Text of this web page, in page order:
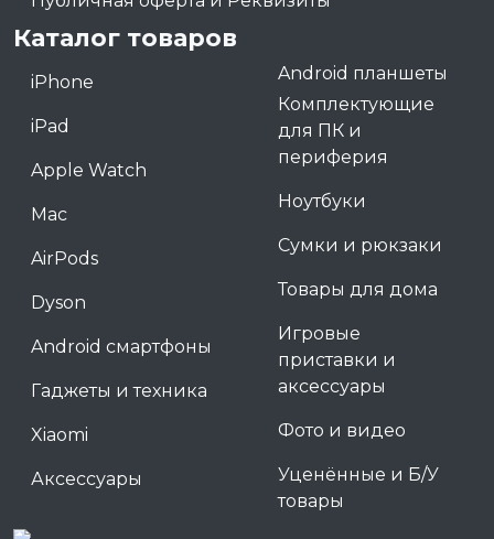
Каталог товаров
iPhone
iPad
Apple Watch
Mac
AirPods
Dyson
Android смартфоны
Гаджеты и техника
Xiaomi
Аксессуары
Android планшеты
Комплектующие
для ПК и
периферия
Ноутбуки
Сумки и рюкзаки
Товары для дома
Игровые
приставки и
аксессуары
Фото и видео
Уценённые и Б/У
товары